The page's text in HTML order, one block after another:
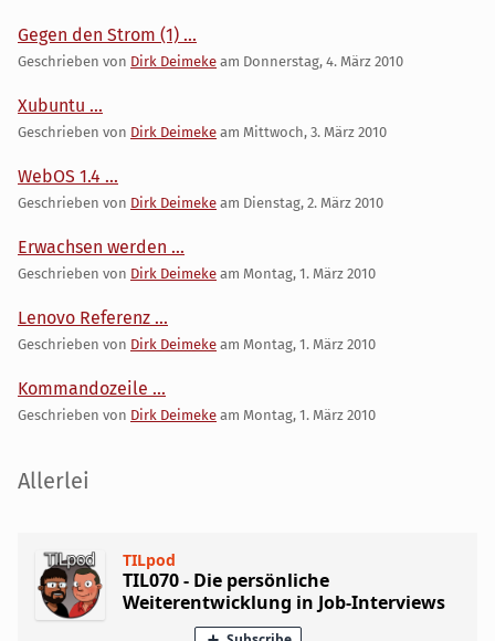
Gegen den Strom (1) ...
Geschrieben von Dirk Deimeke am Donnerstag, 4. März 2010
Xubuntu ...
Geschrieben von Dirk Deimeke am Mittwoch, 3. März 2010
WebOS 1.4 ...
Geschrieben von Dirk Deimeke am Dienstag, 2. März 2010
Erwachsen werden ...
Geschrieben von Dirk Deimeke am Montag, 1. März 2010
Lenovo Referenz ...
Geschrieben von Dirk Deimeke am Montag, 1. März 2010
Kommandozeile ...
Geschrieben von Dirk Deimeke am Montag, 1. März 2010
Seitenleiste
Allerlei